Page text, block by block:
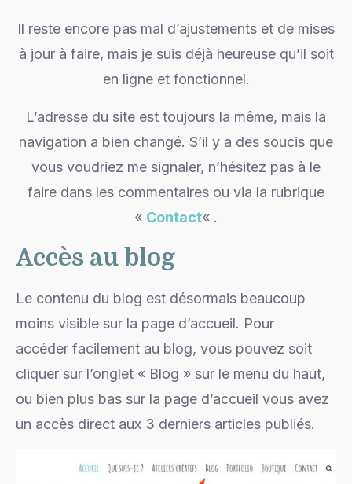
Il reste encore pas mal d’ajustements et de mises
à jour à faire, mais je suis déjà heureuse qu’il soit
en ligne et fonctionnel.
L’adresse du site est toujours la même, mais la
navigation a bien changé. S’il y a des soucis que
vous voudriez me signaler, n’hésitez pas à le
faire dans les commentaires ou via la rubrique
« Contact« .
Accès au blog
Le contenu du blog est désormais beaucoup
moins visible sur la page d’accueil. Pour
accéder facilement au blog, vous pouvez soit
cliquer sur l’onglet « Blog » sur le menu du haut,
ou bien plus bas sur la page d’accueil vous avez
un accès direct aux 3 derniers articles publiés.